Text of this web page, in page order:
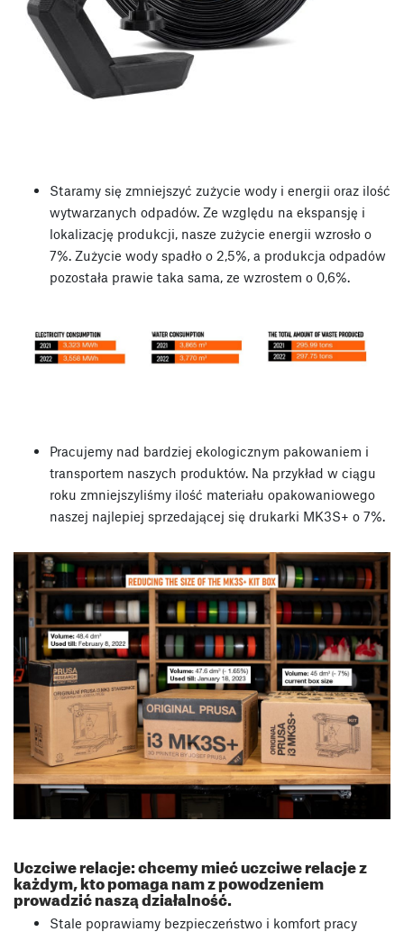
Staramy się zmniejszyć zużycie wody i energii oraz ilość
wytwarzanych odpadów. Ze względu na ekspansję i
lokalizację produkcji, nasze zużycie energii wzrosło o
7%. Zużycie wody spadło o 2,5%, a produkcja odpadów
pozostała prawie taka sama, ze wzrostem o 0,6%.
Pracujemy nad bardziej ekologicznym pakowaniem i
transportem naszych produktów. Na przykład w ciągu
roku zmniejszyliśmy ilość materiału opakowaniowego
naszej najlepiej sprzedającej się drukarki MK3S+ o 7%.
Uczciwe relacje: chcemy mieć uczciwe relacje z
każdym, kto pomaga nam z powodzeniem
prowadzić naszą działalność.
Stale poprawiamy bezpieczeństwo i komfort pracy